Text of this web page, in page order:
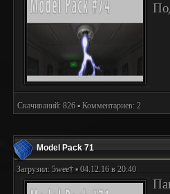
Скачиваний: 826 ▪ Комментариев: 2
Model Pack 71
Загрузил: 5wee† ▪ 04.12.16 в 20:40